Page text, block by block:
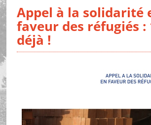
Appel à la solidarité
faveur des réfugiés :
déjà !